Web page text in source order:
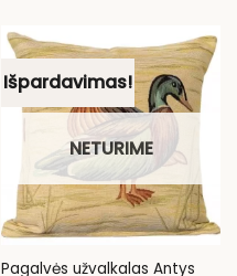
Išpardavimas!
NETURIME
Pagalvės užvalkalas Antys